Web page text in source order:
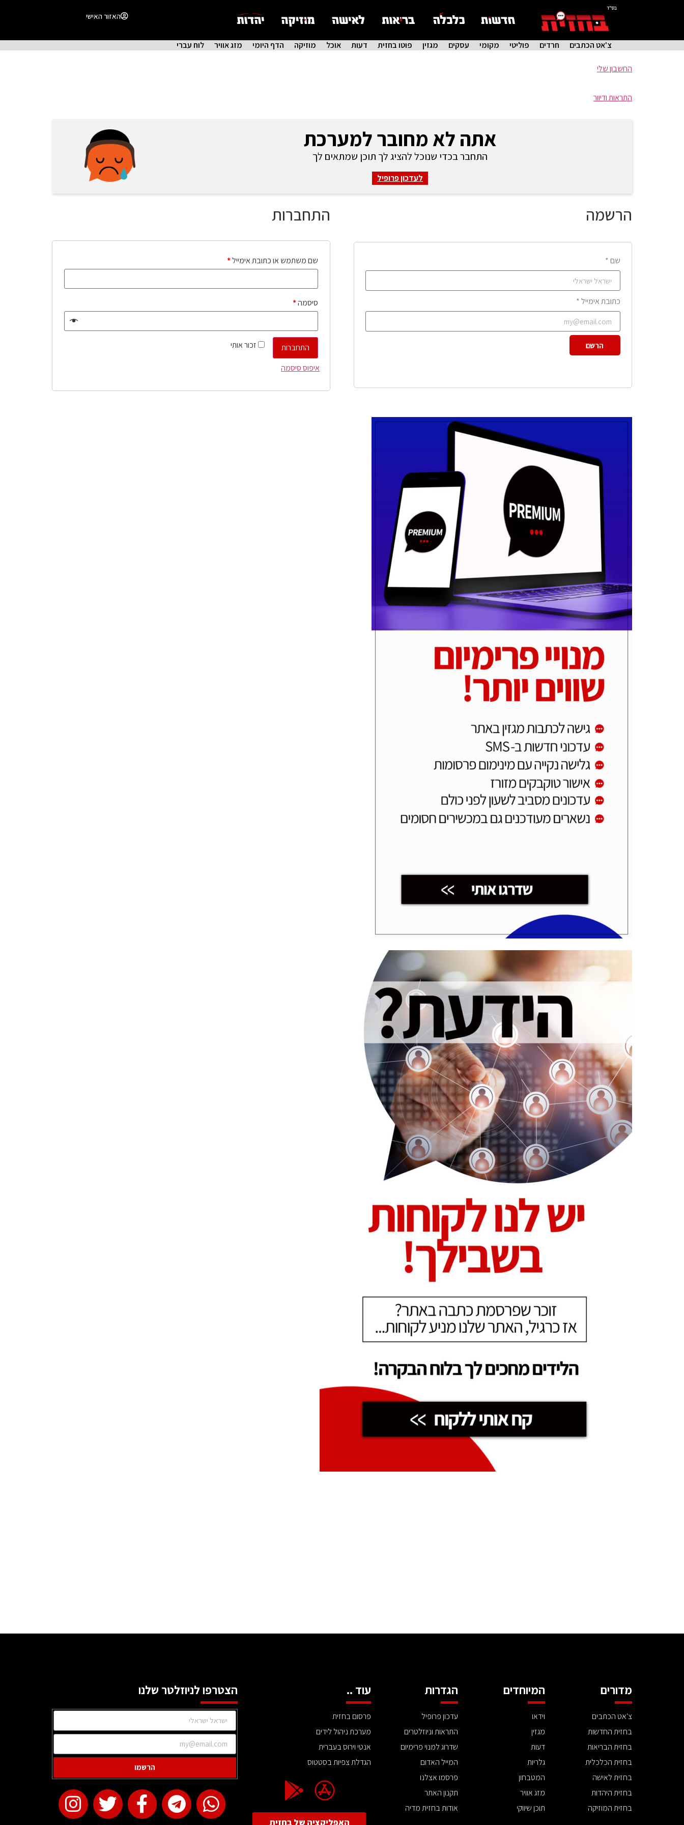
בס"ד
האזור האישי
צ'אט הכתבים חרדים פוליטי מקומי עסקים מגזין פוטו בחזית דעות אוכל מוזיקה הדף היומי מזג אוויר לוח עברי
החשבון שלי
התראות ודיוור
אתה לא מחובר למערכת
התחבר בכדי שנוכל להציג לך תוכן שמתאים לך
לעדכון פרופיל
התחברות
שם משתמש או כתובת אימייל*
סיסמה*
זכור אותי
התחברות
איפוס סיסמה
הרשמה
שם *
כתובת אימייל *
הרשם
מדורים
צ'אט הכתבים
בחזית החדשות
בחזית הבריאות
בחזית הכלכלית
בחזית לאישה
בחזית היהדות
בחזית המוזיקה
המיוחדים
וידאו
מגזין
דעות
גלריות
המטבחון
מזג אוויר
תוכן שיווקי
הגדרות
עדכון פרופיל
התראות וניוזלטרים
שדרוג למנוי פרימיום
המייל האדום
פרסמו אצלנו
תקנון האתר
אודות בחזית מדיה
עוד ..
פרסום בחזית
מערכת ניהול לידים
אנטי וירוס בעברית
הגדלת צפיות בסטטוס
האפליקציה של בחזית
הצטרפו לניוזלטר שלנו
הרשמו